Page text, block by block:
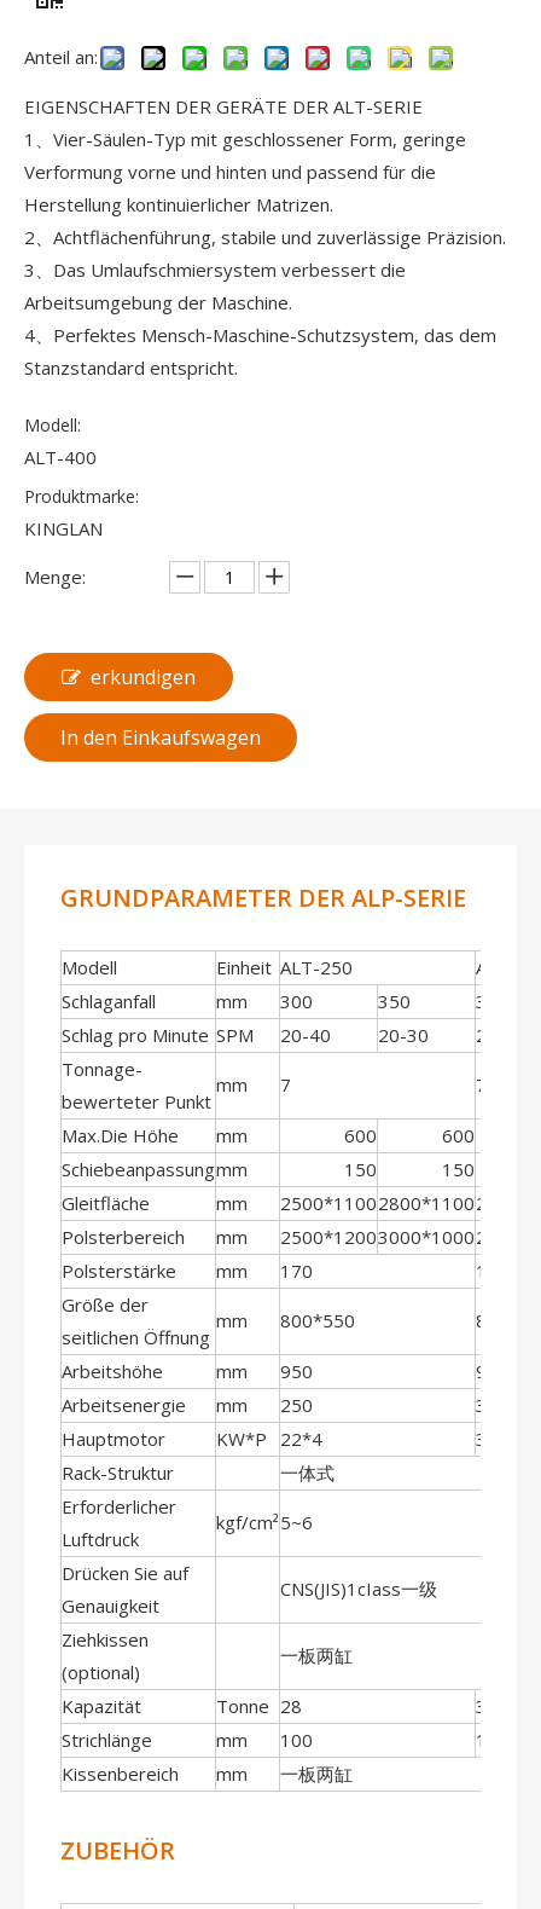
Anteil an:
EIGENSCHAFTEN DER GERÄTE DER ALT-SERIE
1、Vier-Säulen-Typ mit geschlossener Form, geringe
Verformung vorne und hinten und passend für die
Herstellung kontinuierlicher Matrizen.
2、Achtflächenführung, stabile und zuverlässige Präzision.
3、Das Umlaufschmiersystem verbessert die
Arbeitsumgebung der Maschine.
4、Perfektes Mensch-Maschine-Schutzsystem, das dem
Stanzstandard entspricht.
Modell:
ALT-400
Produktmarke:
KINGLAN
Menge:
erkundigen
In den Einkaufswagen
GRUNDPARAMETER DER ALP-SERIE
Modell Einheit ALT-250
ALT-
Schlaganfall
mm 300 350
300
Schlag pro Minute SPM 20-40 20-30
20-40
Tonnage-
bewerteter Punkt
mm 7 7
Max.Die Höhe mm 600 600
Schiebeanpassungmm 150 150
Gleitfläche
mm 2500*11002800*1100
Polsterbereich
mm 2500*12003000*1000
Polsterstärke
mm 170
180
Größe der
seitlichen Öffnung
mm 800*550
Arbeitshöhe mm 950
950
Arbeitsenergie
mm 250
3100
Hauptmotor
KW*P 22*4
30*4
Rack-Struktur
一体式
Erforderlicher
Luftdruck
kgf/cm²5~6
Drücken Sie auf
Genauigkeit
CNS(JIS)1cIass一级
Ziehkissen
(optional)
一板两缸
Kapazität Tonne 28
30
Strichlänge
mm 100
120
Kissenbereich
mm 一板两缸
ZUBEHÖR